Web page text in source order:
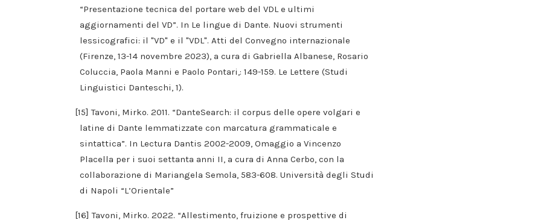
“Presentazione tecnica del portare web del VDL e ultimi
aggiornamenti del VD”. In Le lingue di Dante. Nuovi strumenti
lessicografici: il "VD" e il "VDL". Atti del Convegno internazionale
(Firenze, 13-14 novembre 2023), a cura di Gabriella Albanese, Rosario
Coluccia, Paola Manni e Paolo Pontari,: 149-159. Le Lettere (Studi
Linguistici Danteschi, 1).
[15] Tavoni, Mirko. 2011. “DanteSearch: il corpus delle opere volgari e
latine di Dante lemmatizzate con marcatura grammaticale e
sintattica”. In Lectura Dantis 2002-2009, Omaggio a Vincenzo
Placella per i suoi settanta anni II, a cura di Anna Cerbo, con la
collaborazione di Mariangela Semola, 583-608. Università degli Studi
di Napoli “L’Orientale”
[16] Tavoni, Mirko. 2022. “Allestimento, fruizione e prospettive di